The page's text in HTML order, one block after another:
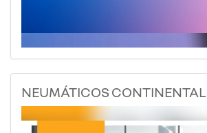
NEUMÁTICOS CONTINENTAL